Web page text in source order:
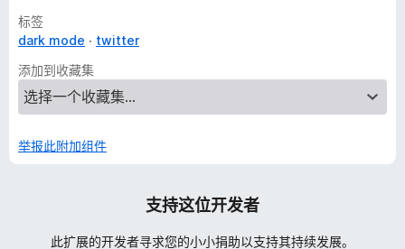
标签
dark mode
twitter
添加到收藏集
举报此附加组件
支持这位开发者
此扩展的开发者寻求您的小小捐助以支持其持续发展。